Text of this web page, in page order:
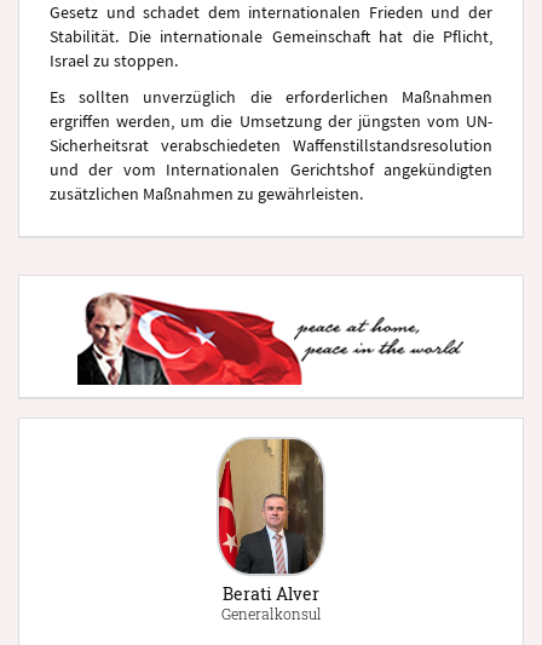
Gesetz und schadet dem internationalen Frieden und der
Stabilität. Die internationale Gemeinschaft hat die Pflicht,
Israel zu stoppen.
Es sollten unverzüglich die erforderlichen Maßnahmen
ergriffen werden, um die Umsetzung der jüngsten vom UN-
Sicherheitsrat verabschiedeten Waffenstillstandsresolution
und der vom Internationalen Gerichtshof angekündigten
zusätzlichen Maßnahmen zu gewährleisten.
Berati Alver
Generalkonsul